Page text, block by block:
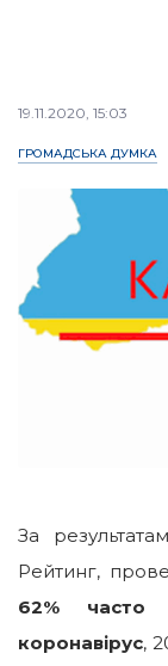
19.11.2020, 15:03
ГРОМАДСЬКА ДУМКА
За
Рейтинг,
62% часто
коронавірус,